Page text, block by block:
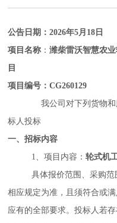
公告日期：2026年5月18日
项目名称 ：潍柴雷沃智慧农
目
项目编号：CG260129
我公司对下列货物
标人投标
一、招标内容
1、项目内容：轮式机
具体报价范围、采购
相应规定为准，且须符合或
应有的全部要求。投标人若